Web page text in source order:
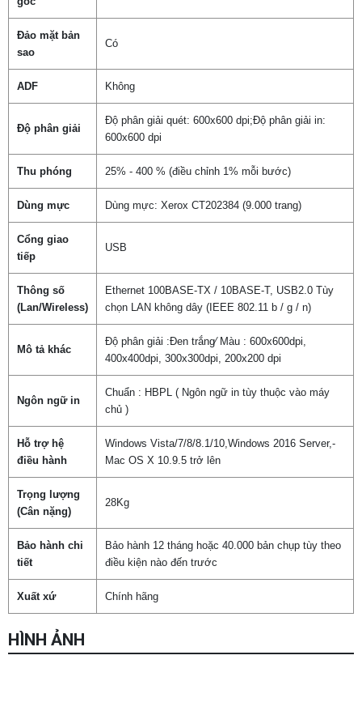
Đảo mặt bản
sao
Có
ADF Không
Độ phân giải
Độ phân giải quét: 600x600 dpi;Độ phân giải in:
600x600 dpi
Thu phóng 25% - 400 % (điều chỉnh 1% mỗi bước)
Dùng mực Dùng mực: Xerox CT202384 (9.000 trang)
Cổng giao
tiếp
USB
Thông số
(Lan/Wireless)
Ethernet 100BASE-TX / 10BASE-T, USB2.0 Tùy
chọn LAN không dây (IEEE 802.11 b / g / n)
Mô tả khác
Độ phân giải :Đen trắng∕ Màu : 600x600dpi,
400x400dpi, 300x300dpi, 200x200 dpi
Ngôn ngữ in
Chuẩn : HBPL ( Ngôn ngữ in tùy thuộc vào máy
chủ )
Hỗ trợ hệ
điều hành
Windows Vista/7/8/8.1/10,Windows 2016 Server,-
Mac OS X 10.9.5 trở lên
Trọng lượng
(Cân nặng)
28Kg
Bảo hành chi
tiết
Bảo hành 12 tháng hoặc 40.000 bản chụp tùy theo
điều kiện nào đến trước
Xuất xứ Chính hãng
HÌNH ẢNH